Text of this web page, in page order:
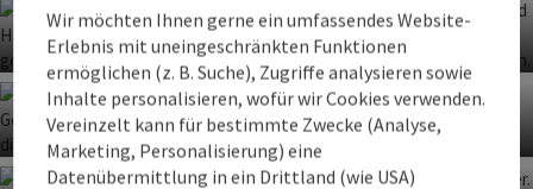
Genießerhotel BERGERGUT
Hier in Afiesl im Mühlviertel findet man Raum für intensiv gelebte
Zweisamkeit. Ein "Liebesnest" auf exklusivem Fünf-Sterne
Niveau.
Dachsteinkönig Familux Resort
Familienurlaub mit 5 Sternen mit traumhaften Blick auf den
Gosaukamm.
Wir möchten Ihnen gerne ein umfassendes Website-
Erlebnis mit uneingeschränkten Funktionen
ermöglichen (z. B. Suche), Zugriffe analysieren sowie
Inhalte personalisieren, wofür wir Cookies verwenden.
Vereinzelt kann für bestimmte Zwecke (Analyse,
Marketing, Personalisierung) eine
Datenübermittlung in ein Drittland (wie USA)